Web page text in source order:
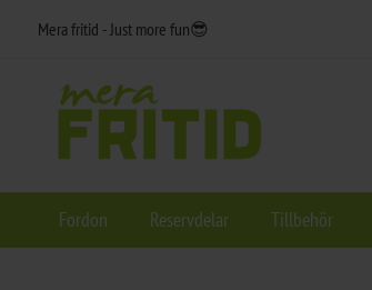
Mera fritid - Just more fun😎
Fordon Reservdelar Tillbehör